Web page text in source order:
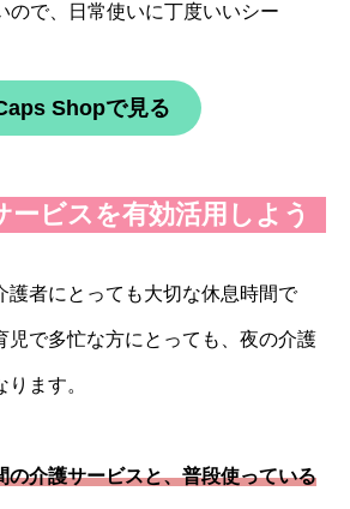
ので、日常使いに丁度いいシー
Shopで見る
ービスを有効活用しよう
護者にとっても大切な休息時間で
児で多忙な方にとっても、夜の介護
ます。
の介護サービスと、普段使っている